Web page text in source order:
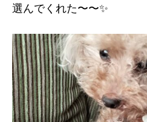
選んでくれた〜〜✨